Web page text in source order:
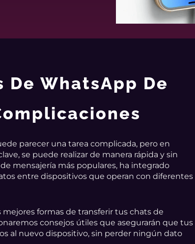
WhatsApp De
parecer una tarea complicada, pero en
se puede realizar de manera rápida y sin
mensajería más populares, ha integrado
entre dispositivos que operan con diferentes
formas de transferir tus chats de
consejos útiles que asegurarán que tus
al nuevo dispositivo, sin perder ningún dato